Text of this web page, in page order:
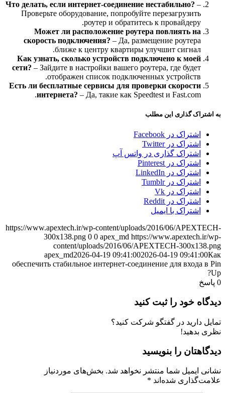
Что делать, если интернет-соединение нестабильно? –
Проверьте оборудование, попробуйте перезагрузить
роутер и обратитесь к провайдеру.
Может ли расположение роутера повлиять на
скорость подключения? – Да, размещение роутера
ближе к центру квартиры улучшит сигнал.
Как узнать, сколько устройств подключено к моей
сети? – Зайдите в настройки вашего роутера, где будет
отображен список подключенных устройств.
Есть ли бесплатные сервисы для проверки скорости
интернета? – Да, такие как Speedtest и Fast.com.
به اشتراک گذاری این مطلب
اشتراک در Facebook
اشتراک در Twitter
اشتراک گذاری در واتس آپ
اشتراک در Pinterest
اشتراک در LinkedIn
اشتراک در Tumblr
اشتراک در Vk
اشتراک در Reddit
اشتراک با ایمیل
https://www.apextech.ir/wp-content/uploads/2016/06/APEXTECH-
300x138.png 0 0 apex_md https://www.apextech.ir/wp-
content/uploads/2016/06/APEXTECH-300x138.png
apex_md2026-04-19 09:41:002026-04-19 09:41:00Как
обеспечить стабильное интернет-соединение для входа в Pin
Up?
0 پاسخ
دیدگاه خود را ثبت کنید
تمایل دارید در گفتگو شرکت کنید؟
نظری بدهید!
دیدگاهتان را بنویسید
نشانی ایمیل شما منتشر نخواهد شد. بخش‌های موردنیاز
علامت‌گذاری شده‌اند *